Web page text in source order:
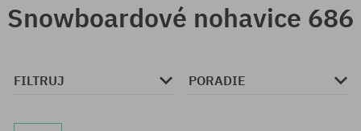
Snowboardové nohavice 686
FILTRUJ PORADIE